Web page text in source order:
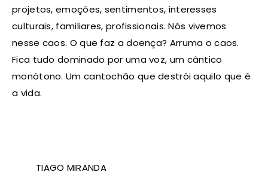
projetos, emoções, sentimentos, interesses
culturais, familiares, profissionais. Nós vivemos
nesse caos. O que faz a doença? Arruma o caos.
Fica tudo dominado por uma voz, um cântico
monótono. Um cantochão que destrói aquilo que é
a vida.
TIAGO MIRANDA